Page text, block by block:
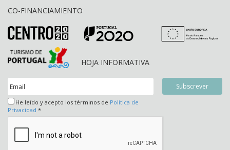
CO-FINANCIAMIENTO
HOJA INFORMATIVA
He leído y acepto los términos de Política de
Privacidad *